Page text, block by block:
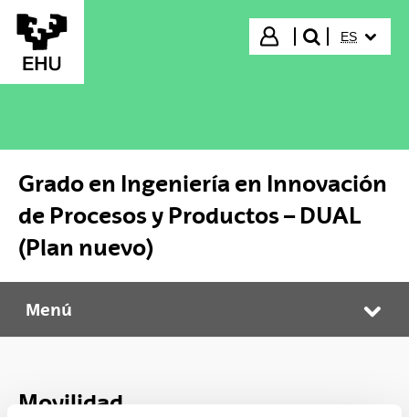
Saltar al contenido principal
Iniciar sesión
buscar"
ES
Grado en Ingeniería en Innovación
de Procesos y Productos – DUAL
(Plan nuevo)
Grado en Ingeniería en Innovación de Procesos y Productos – DUAL (Plan nuevo)
Menú
Movilidad